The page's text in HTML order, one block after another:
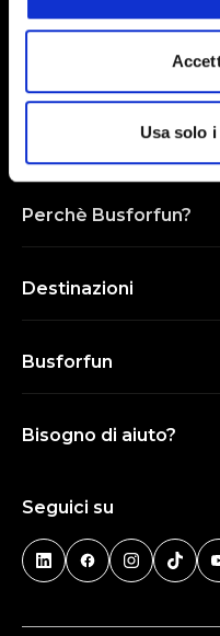
Usa solo
Ho letto e
Perchè Busforfun?
Destinazioni
Busforfun
Bisogno di aiuto?
Seguici su